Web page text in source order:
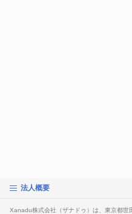
法人概要
Xanadu株式会社（ザナドゥ）は、東京都